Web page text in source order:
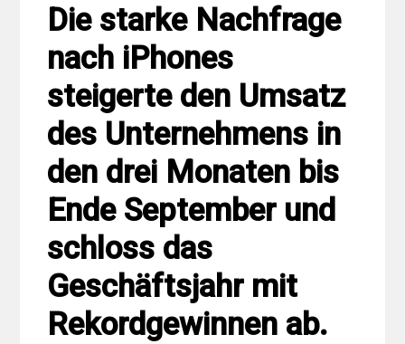
Die starke Nachfrage
nach iPhones
steigerte den Umsatz
des Unternehmens in
den drei Monaten bis
Ende September und
schloss das
Geschäftsjahr mit
Rekordgewinnen ab.